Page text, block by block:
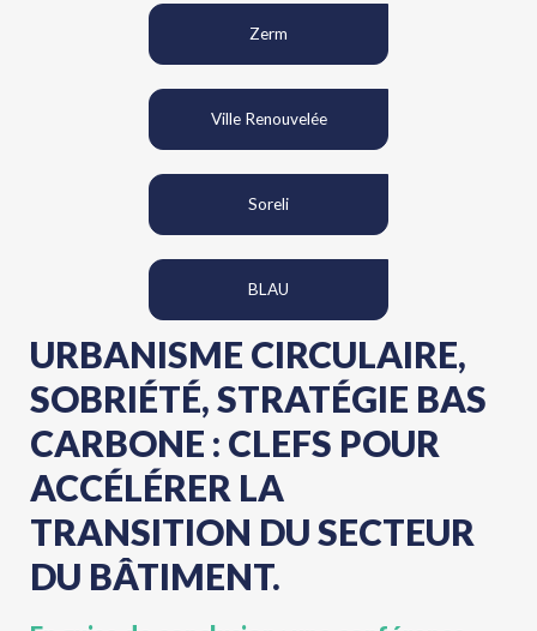
Zerm
Ville Renouvelée
Soreli
BLAU
URBANISME CIRCULAIRE,
SOBRIÉTÉ, STRATÉGIE BAS
CARBONE : CLEFS POUR
ACCÉLÉRER LA
TRANSITION DU SECTEUR
DU BÂTIMENT.